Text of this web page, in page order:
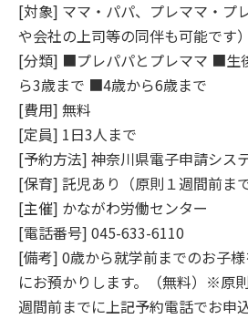
[対象] ママ・パパ、プレママ・プ
や会社の上司等の同伴も可能です）
[分類] ■プレパパとプレママ ■生
ら3歳まで ■4歳から6歳まで
[費用] 無料
[定員] 1日3人まで
[予約方法] 神奈川県電子申請シス
[保育] 託児あり（原則１週間前ま
[主催] かながわ労働センター
[電話番号] 045-633-6110
[備考] 0歳から就学前までのお子
にお預かりします。（無料）※原
週間前までに上記予約電話でお申